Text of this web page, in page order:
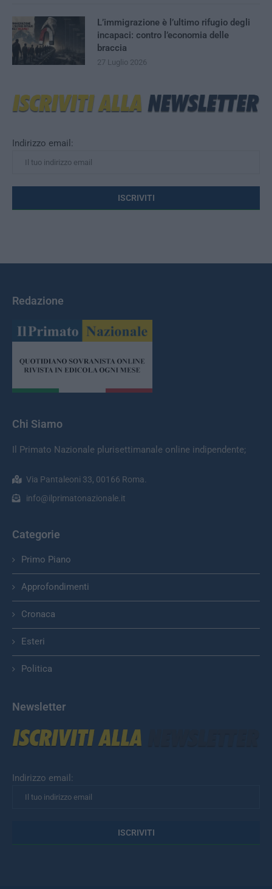
Indirizzo email:
L’immigrazione è l’ultimo rifugio degli
incapaci: contro l’economia delle
braccia
27 Luglio 2026
Redazione
Chi Siamo
Il Primato Nazionale plurisettimanale online indipendente;
Via Pantaleoni 33, 00166 Roma.
info@ilprimatonazionale.it
Categorie
Primo Piano
Approfondimenti
Cronaca
Esteri
Politica
Newsletter
Indirizzo email: